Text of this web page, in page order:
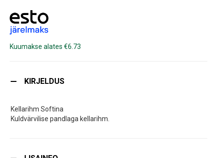
Kuumakse alates €6.73
KIRJELDUS
Kellarihm Softina
Kuldvärvilise pandlaga kellarihm.